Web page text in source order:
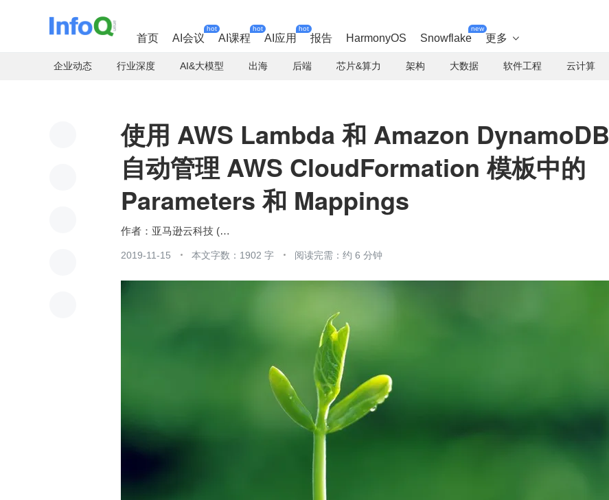
首页 AI会议
hot
AI课程
hot
AI应用
hot
报告 HarmonyOS Snowflake
new
更多 
企业动态 行业深度 AI&大模型 出海 后端 芯片&算力 架构 大数据 软件工程 云计算
使用 AWS Lambda 和 Amazon DynamoDB
自动管理 AWS CloudFormation 模板中的
Parameters 和 Mappings
亚马逊云科技 (Amazon Web Services）
2019-11-15 本文字数：1902 字 阅读完需：约 6 分钟